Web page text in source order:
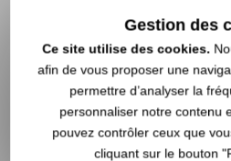
Gestion des
Ce site utilise des cookies.
afin de vous proposer une
permettre d’analyser la
personnaliser notre contenu
pouvez contrôler ceux que
cliquant sur le bouton